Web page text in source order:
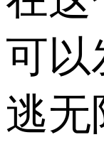
可以
逃无